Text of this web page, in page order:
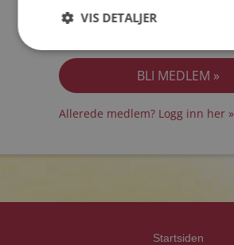
Jeg akseptererMedlemsvilkårene
Allerede medlem? Logg inn her »
Startsiden
VIS DETALJER